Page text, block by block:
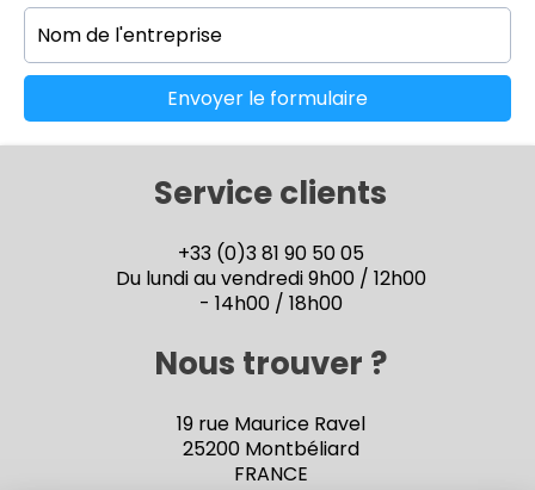
Envoyer le formulaire
Service clients
+33 (0)3 81 90 50 05
Du lundi au vendredi 9h00 / 12h00
- 14h00 / 18h00
Nous trouver ?
19 rue Maurice Ravel
25200 Montbéliard
FRANCE